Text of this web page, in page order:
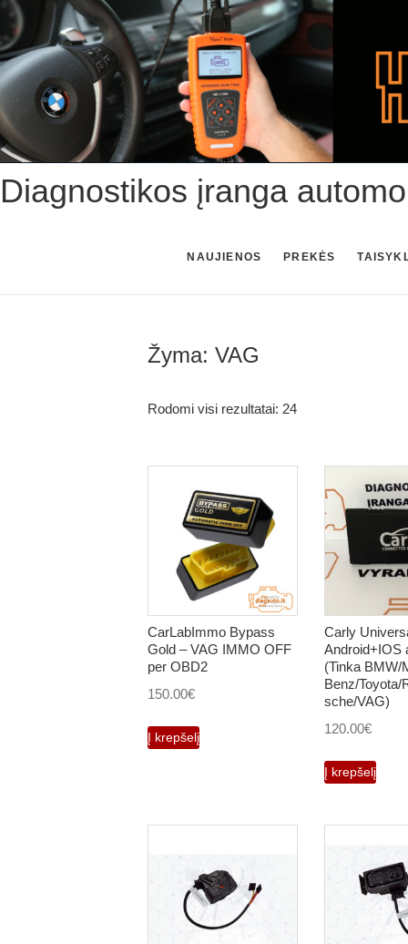
Skip
to
content
Diagnostikos įranga
NAUJIENOS PREKĖS
Žyma: VAG
Rodomi visi rezultatai: 24
CarLabImmo Bypass
Gold – VAG IMMO OFF
per OBD2
150.00€
Į krepšelį
Carly
Android+IOS
(Tinka BMW/
Benz/Toyota/
sche/VAG)
120.00€
Į krepšelį